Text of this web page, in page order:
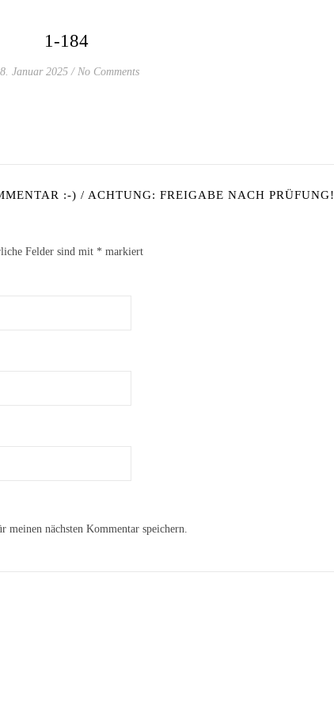
1-184
Januar 2025 / No Comments
:-) / ACHTUNG: FREIGABE NACH PRÜFUNG!
Felder sind mit * markiert
nächsten Kommentar speichern.